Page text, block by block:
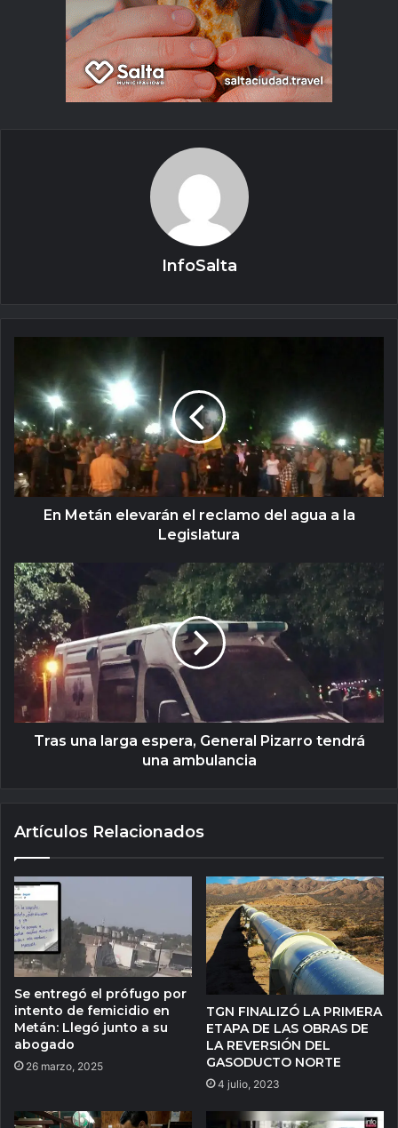
InfoSalta
En Metán elevarán el reclamo del agua a la
Legislatura
Tras una larga espera, General Pizarro tendrá
una ambulancia
Artículos Relacionados
Se entregó el prófugo por
intento de femicidio en
Metán: Llegó junto a su
abogado
26 marzo, 2025
TGN FINALIZÓ LA PRIMERA
ETAPA DE LAS OBRAS DE
LA REVERSIÓN DEL
GASODUCTO NORTE
4 julio, 2023